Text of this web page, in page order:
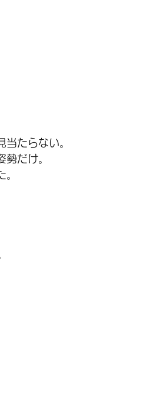
たらない。
だけ。